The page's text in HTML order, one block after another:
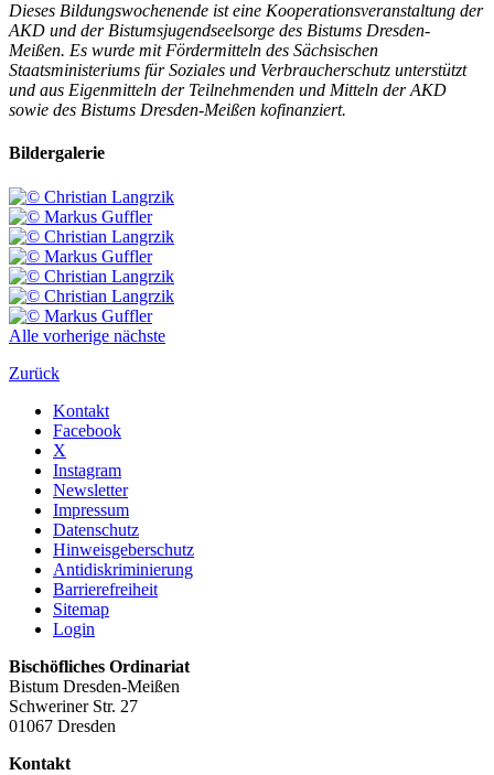
Dieses Bildungswochenende ist eine Kooperationsveranstaltung der
AKD und der Bistumsjugendseelsorge des Bistums Dresden-
Meißen. Es wurde mit Fördermitteln des Sächsischen
Staatsministeriums für Soziales und Verbraucherschutz unterstützt
und aus Eigenmitteln der Teilnehmenden und Mitteln der AKD
sowie des Bistums Dresden-Meißen kofinanziert.
Bildergalerie
Alle vorherige nächste
Zurück
Kontakt
Facebook
X
Instagram
Newsletter
Impressum
Datenschutz
Hinweisgeberschutz
Antidiskriminierung
Barrierefreiheit
Sitemap
Login
Bischöfliches Ordinariat
Bistum Dresden-Meißen
Schweriner Str. 27
01067 Dresden
Kontakt